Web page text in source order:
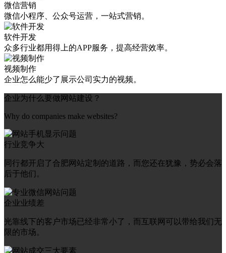
微信营销
微信小程序、公众号运营，一站式营销。
软件开发
众多行业都用得上的APP服务，提高经营效率。
视频制作
企业怎么能少了展示公司实力的视频。
企业为什么要做网站建设？
Why do companies make websites?
行业竞争大
同行都开启了合肥网站定制的道路，而您还在犹豫，势必会落
后于他们。
企业业绩差
光靠线下的客户市场已经非常小了，而互联网可以带给我们无
限的市场。